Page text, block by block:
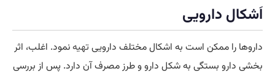
اَشکال دارویی
داروها را ممکن است به اشکال مختلف دارویی تهیهنمود. اغلب، اثر
بخشی دارو بستگی به شکل دارو و طرز مصرف آن دارد. پس از بررسی